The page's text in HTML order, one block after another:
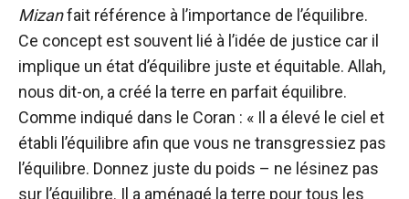
Mizanfait référence à l’importance de l’équilibre.
Ce concept est souvent lié à l’idée de justice car il
implique un état d’équilibre juste et équitable. Allah,
nous dit-on, a créé la terre en parfait équilibre.
Comme indiqué dans le Coran : « Il a élevé le ciel et
établi l’équilibre afin que vous ne transgressiez pas
l’équilibre. Donnez juste du poids – ne lésinez pas
sur l’équilibre. Il a aménagé la terre pour tous les